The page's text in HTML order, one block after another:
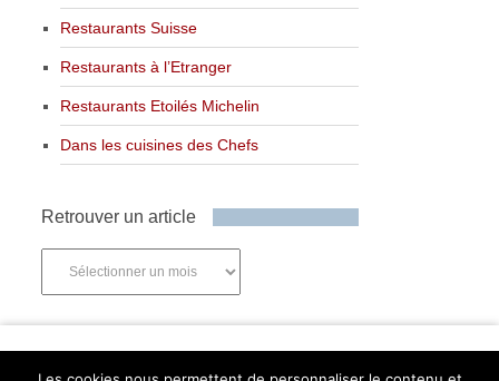
Restaurants Suisse
Restaurants à l’Etranger
Restaurants Etoilés Michelin
Dans les cuisines des Chefs
Retrouver un article